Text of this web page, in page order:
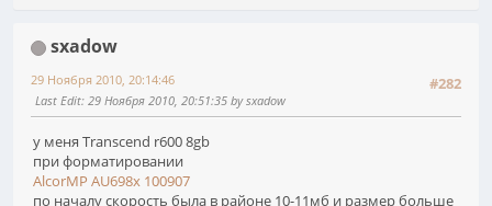
sxadow
#282
29 Ноября 2010, 20:14:46
Last Edit: 29 Ноября 2010, 20:51:35 by sxadow
у меня Transcend r600 8gb
при форматировании
AlcorMP AU698x 100907
по началу скорость была в районе 10-11мб и размер больше